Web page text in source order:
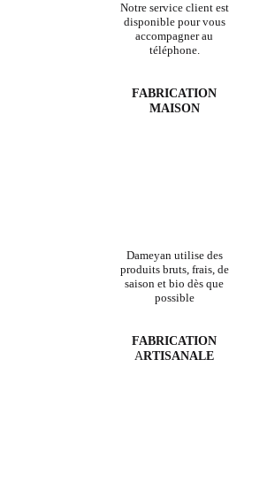
Notre service client est
disponible pour vous
accompagner au
téléphone.
FABRICATION
MAISON
Dameyan utilise des
produits bruts, frais, de
saison et bio dès que
possible
FABRICATION
ARTISANALE